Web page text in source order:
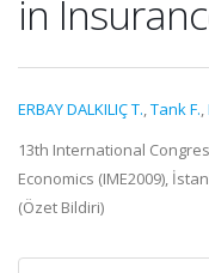
in
ERBAY DALKILIÇ T.,Tank F.,
13th International
Economics (IME2009),
(Özet Bildiri)